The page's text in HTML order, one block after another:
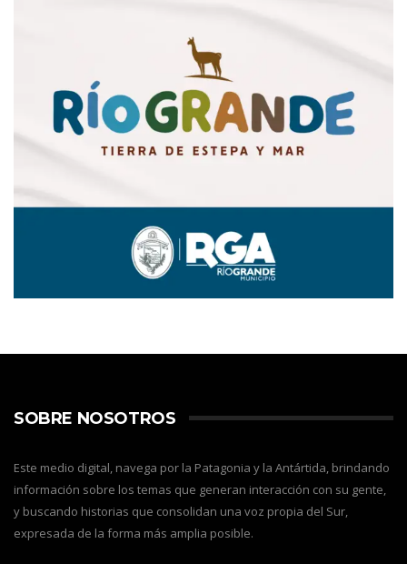
SOBRE NOSOTROS
Este medio digital, navega por la Patagonia y la Antártida, brindando
información sobre los temas que generan interacción con su gente,
y buscando historias que consolidan una voz propia del Sur,
expresada de la forma más amplia posible.